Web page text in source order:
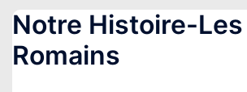
Notre Histoire-Les
Romains